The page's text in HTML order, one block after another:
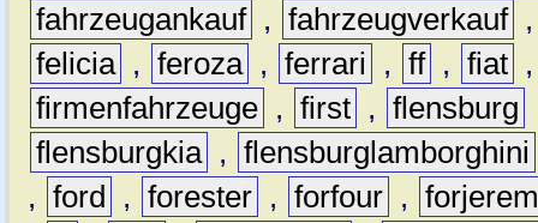
fahrzeugankauf , fahrzeugverkauf
felicia , feroza , ferrari , ff , fiat
firmenfahrzeuge , first , flensburg
flensburgkia , flensburglamborghini
, ford , forester , forfour ,